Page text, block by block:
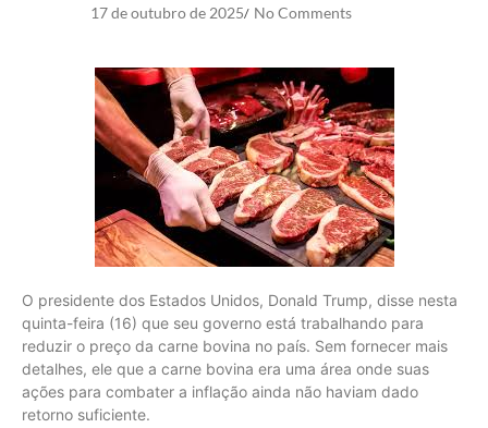
17 de outubro de 2025/ No Comments
O presidente dos Estados Unidos, Donald Trump, disse nesta
quinta-feira (16) que seu governo está trabalhando para
reduzir o preço da carne bovina no país. Sem fornecer mais
detalhes, ele que a carne bovina era uma área onde suas
ações para combater a inflação ainda não haviam dado
retorno suficiente.